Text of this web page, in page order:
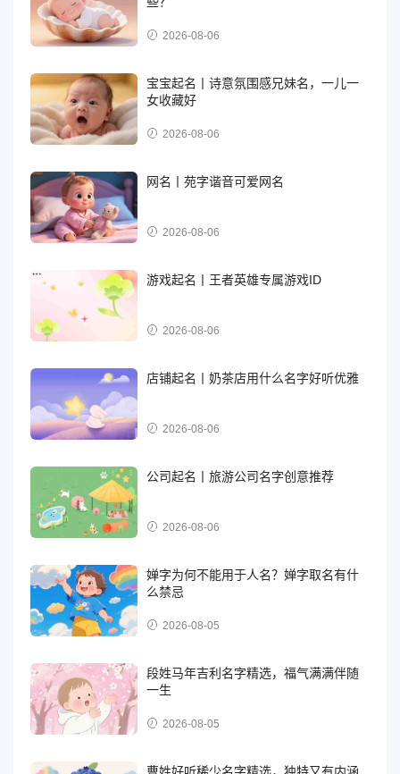
2026-08-06
宝宝起名丨诗意氛围感兄妹名，一儿一
女收藏好
2026-08-06
网名丨苑字谐音可爱网名
2026-08-06
游戏起名丨王者英雄专属游戏ID
2026-08-06
店铺起名丨奶茶店用什么名字好听优雅
2026-08-06
公司起名丨旅游公司名字创意推荐
2026-08-06
婵字为何不能用于人名？婵字取名有什
么禁忌
2026-08-05
段姓马年吉利名字精选，福气满满伴随
一生
2026-08-05